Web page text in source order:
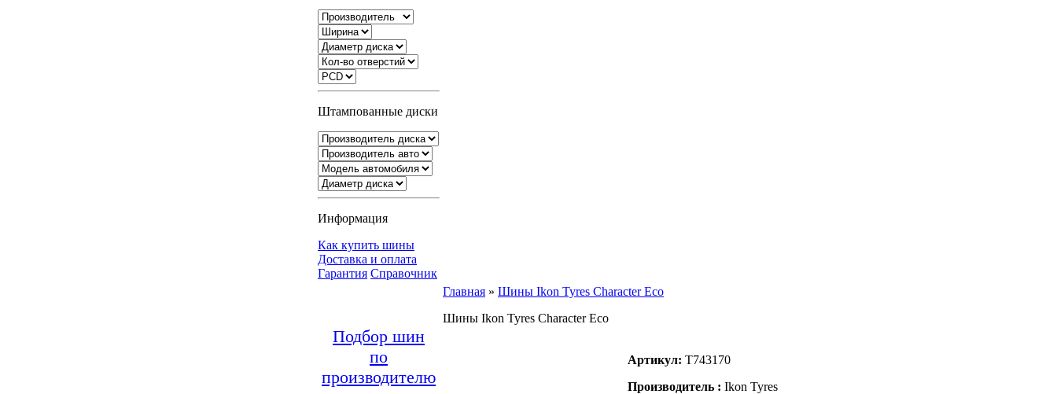
Штампованные диски
Информация
Как купить шины
Доставка и оплата
Гарантия Справочник
Подбор шин
по
производителю
Главная » Шины Ikon Tyres Character Eco
Шины Ikon Tyres Character Eco
Артикул: T743170
Производитель : Ikon Tyres